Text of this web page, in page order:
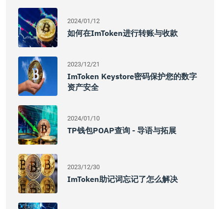
2024/01/12
如何在imToken进行转账与收款
2023/12/21
ImToken Keystore密码保护您的数字
资产安全
2024/01/10
TP钱包POAP查询 - 导语与拓展
2023/12/30
ImToken助记词忘记了怎么解决